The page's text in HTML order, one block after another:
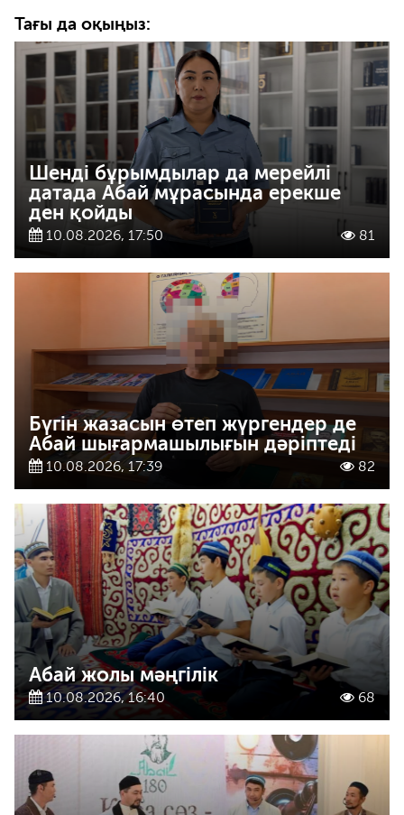
Тағы да оқыңыз:
Шенді бұрымдылар да мерейлі
датада Абай мұрасында ерекше
ден қойды
10.08.2026, 17:50 81
Бүгін жазасын өтеп жүргендер де
Абай шығармашылығын дәріптеді
10.08.2026, 17:39 82
Абай жолы мәңгілік
10.08.2026, 16:40 68